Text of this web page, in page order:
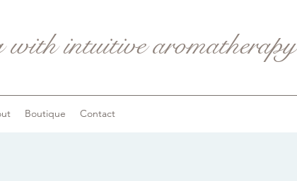
with intuitive aromatherapy
Boutique Contact